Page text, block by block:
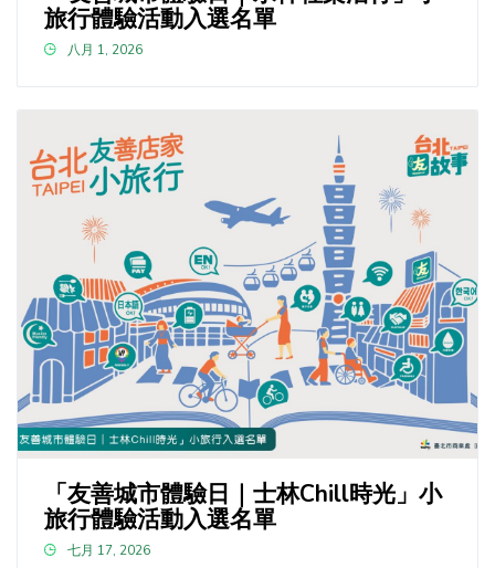
旅行體驗活動入選名單
八月 1, 2026
「友善城市體驗日｜士林Chill時光」小
旅行體驗活動入選名單
七月 17, 2026